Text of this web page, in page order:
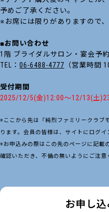
予めご了承ください。
※お席には限りがありますので、
■お問い合わせ
1階 ブライダルサロン・宴会予
TEL： 06-6488-4777 （営業時間
受付期間
2025/12/5(金)12:00～12/13(土
※ここから先は「純烈ファミリークラブ
ります。会員の皆様は、サイトにログイ
※お申込みの際はこの先のページに記載
確認いただき、不備の無いようにご注意
お申し